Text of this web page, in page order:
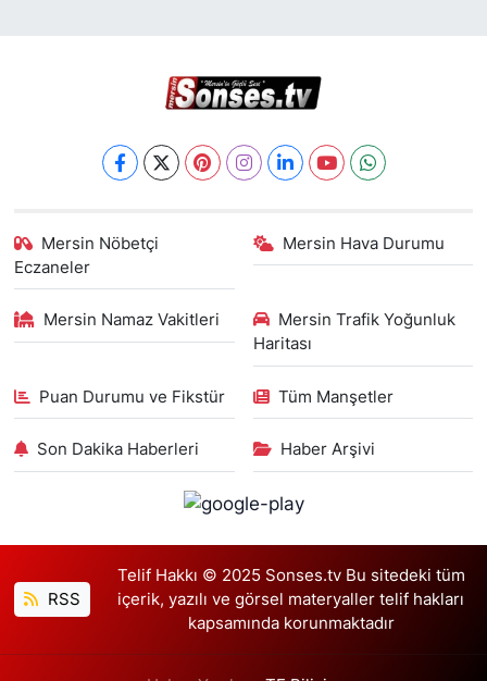
Mersin Nöbetçi
Eczaneler
Mersin Hava Durumu
Mersin Namaz Vakitleri
Mersin Trafik Yoğunluk
Haritası
Puan Durumu ve Fikstür Tüm Manşetler
Son Dakika Haberleri Haber Arşivi
RSS
Telif Hakkı © 2025 Sonses.tv Bu sitedeki tüm
içerik, yazılı ve görsel materyaller telif hakları
kapsamında korunmaktadır